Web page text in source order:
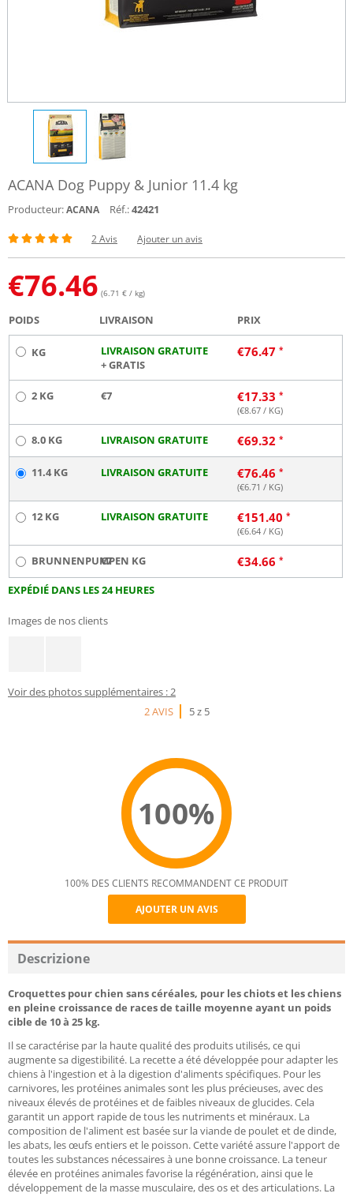
ACANA Dog Puppy & Junior 11.4 kg
Producteur:ACANA Réf.:42421
2 Avis Ajouter un avis
€76.46 (6.71 € / kg)
POIDS LIVRAISON PRIX
KG
LIVRAISON GRATUITE
+ GRATIS
€76.47
2 KG €7 €17.33
(€8.67 / KG)
8.0 KG LIVRAISON GRATUITE €69.32
11.4 KG LIVRAISON GRATUITE €76.46
(€6.71 / KG)
12 KG LIVRAISON GRATUITE €151.40
(€6.64 / KG)
BRUNNENPUMPEN KG
€7 €34.66
EXPÉDIÉ DANS LES 24 HEURES
Images de nos clients
Voir des photos supplémentaires : 2
2 AVIS
5 z 5
100%
Recommend
100% DES CLIENTS RECOMMANDENT CE PRODUIT
AJOUTER UN AVIS
Descrizione
Croquettes pour chien sans céréales, pour les chiots et les chiens
en pleine croissance de races de taille moyenne ayant un poids
cible de 10 à 25 kg.
Il se caractérise par la haute qualité des produits utilisés, ce qui
augmente sa digestibilité. La recette a été développée pour adapter les
chiens à l'ingestion et à la digestion d'aliments spécifiques. Pour les
carnivores, les protéines animales sont les plus précieuses, avec des
niveaux élevés de protéines et de faibles niveaux de glucides. Cela
garantit un apport rapide de tous les nutriments et minéraux. La
composition de l'aliment est basée sur la viande de poulet et de dinde,
les abats, les œufs entiers et le poisson. Cette variété assure l'apport de
toutes les substances nécessaires à une bonne croissance. La teneur
élevée en protéines animales favorise la régénération, ainsi que le
développement de la masse musculaire, des os et des articulations. La